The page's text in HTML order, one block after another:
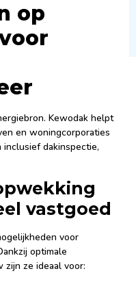
op
Kewodak helpt
en woningcorporaties
dakinspectie,
vastgoed
voor
optimale
ze ideaal voor: